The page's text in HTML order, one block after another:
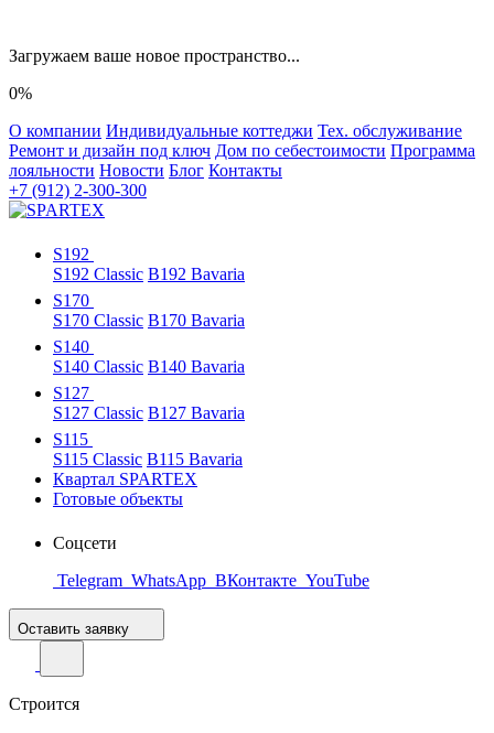
Загружаем ваше новое пространство...
0%
О компании Индивидуальные коттеджи Тех. обслуживание
Ремонт и дизайн под ключ Дом по себестоимости Программа
лояльности Новости Блог Контакты
+7 (912) 2-300-300
S192
S192 Classic B192 Bavaria
S170
S170 Classic B170 Bavaria
S140
S140 Classic B140 Bavaria
S127
S127 Classic B127 Bavaria
S115
S115 Classic B115 Bavaria
Квартал SPARTEX
Готовые объекты
Соцсети
Telegram WhatsApp ВКонтакте YouTube
Оставить заявку
Строится